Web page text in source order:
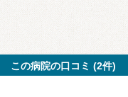
この病院の口コミ (2件)